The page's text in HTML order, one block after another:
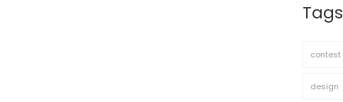
Tags
contest
design